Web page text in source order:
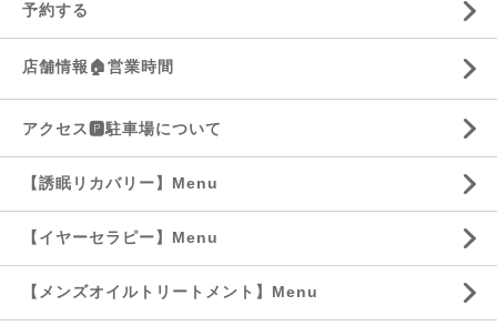
予約する
店舗情報🏠営業時間
アクセス🅿️駐車場について
【誘眠リカバリー】Menu
【イヤーセラピー】Menu
【メンズオイルトリートメント】Menu